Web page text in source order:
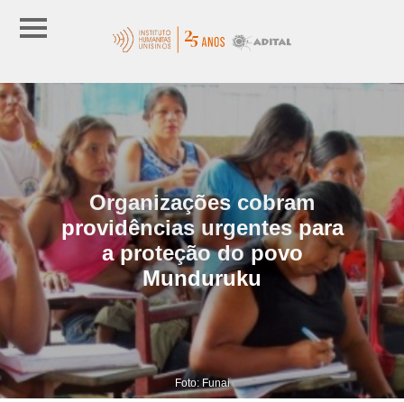
Organizações cobram
providências urgentes para
a proteção do povo
Munduruku
Foto: Funai